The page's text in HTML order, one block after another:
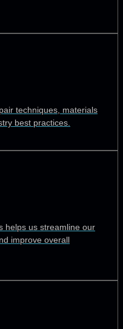
techniques, materials
best practices.
helps us streamline our
improve overall